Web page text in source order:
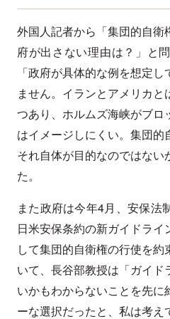
外国人記者から「集団的自衛
府が出さない理由は？」と
「政府が具体的な例を想定
ません。イランとアメリカ
つあり、ホルムズ海峡がブロ
はイメージしにくい。集団的
それ自体が目的なのではない
た。
また政府は今年4月、安保法
日米安保条約の新ガイドラ
して集団的自衛権の行使を
いて、長谷部教授は「ガイ
いかもわからないことを先に
ーな選択だったと、私は考え